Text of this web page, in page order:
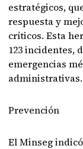
estratégicos,
respuesta y
críticos. Esta
123 incidentes,
emergencias
administrativas.
Prevención
El Minseg